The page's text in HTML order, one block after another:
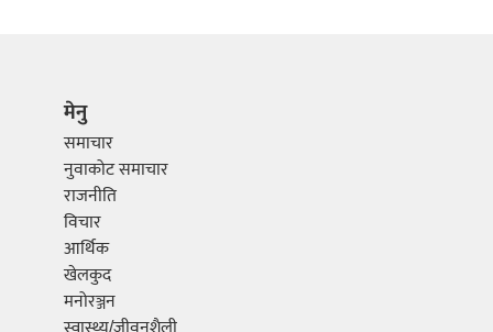
मेनु
समाचार
नुवाकोट समाचार
राजनीति
विचार
आर्थिक
खेलकुद
मनोरञ्जन